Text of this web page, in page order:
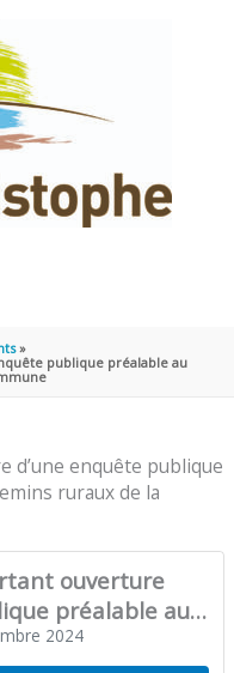
publique préalable au
enquête publique
ruraux de la
ouverture
préalable au
ruraux de
2024